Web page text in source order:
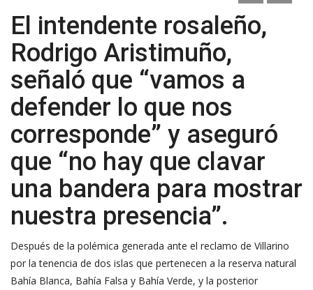
El intendente rosaleño,
Rodrigo Aristimuño,
señaló que “vamos a
defender lo que nos
corresponde” y aseguró
que “no hay que clavar
una bandera para mostrar
nuestra presencia”.
Después de la polémica generada ante el reclamo de Villarino
por la tenencia de dos islas que pertenecen a la reserva natural
Bahía Blanca, Bahía Falsa y Bahía Verde, y la posterior